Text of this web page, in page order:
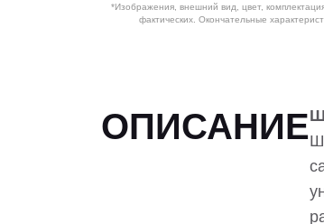
*Изображения, внешний вид, цвет,
фактических. Окончательные
ОПИСАНИЕ